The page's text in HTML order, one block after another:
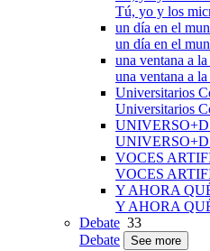
Tú, yo y los
un día en el
un día en el
una ventana a
una ventana a
Universitarios
Universitarios
VOCES
VOCES
Y AHORA
Y AHORA
Debate 33
Debate
See more